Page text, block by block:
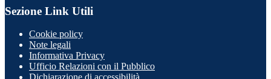
Sezione Link Utili
Cookie policy
Note legali
Informativa Privacy
Ufficio Relazioni con il Pubblico